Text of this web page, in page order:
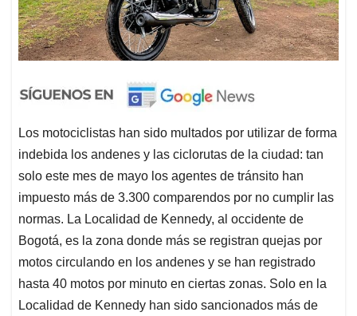
Los motociclistas han sido multados por utilizar de forma
indebida los andenes y las ciclorutas de la ciudad: tan
solo este mes de mayo los agentes de tránsito han
impuesto más de 3.300 comparendos por no cumplir las
normas. La Localidad de Kennedy, al occidente de
Bogotá, es la zona donde más se registran quejas por
motos circulando en los andenes y se han registrado
hasta 40 motos por minuto en ciertas zonas. Solo en la
Localidad de Kennedy han sido sancionados más de